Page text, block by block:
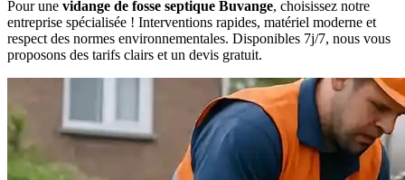
Pour une vidange de fosse septique Buvange, choisissez notre
entreprise spécialisée ! Interventions rapides, matériel moderne et
respect des normes environnementales. Disponibles 7j/7, nous vous
proposons des tarifs clairs et un devis gratuit.